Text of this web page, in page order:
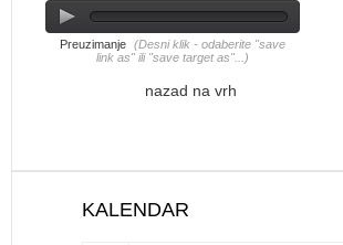
Preuzimanje (Desni klik - odaberite "save
link as" ili "save target as"...)
nazad na vrh
KALENDAR